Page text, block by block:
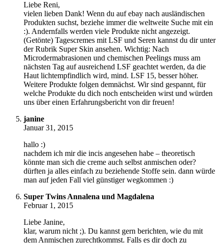
Liebe Reni,
vielen lieben Dank! Wenn du auf ebay nach ausländischen
Produkten suchst, beziehe immer die weltweite Suche mit ein
:). Andernfalls werden viele Produkte nicht angezeigt.
(Getönte) Tagescremes mit LSF und Seren kannst du dir unter
der Rubrik Super Skin ansehen. Wichtig: Nach
Microdermabrasionen und chemischen Peelings muss am
nächsten Tag auf ausreichend LSF geachtet werden, da die
Haut lichtempfindlich wird, mind. LSF 15, besser höher.
Weitere Produkte folgen demnächst. Wir sind gespannt, für
welche Produkte du dich noch entscheiden wirst und würden
uns über einen Erfahrungsbericht von dir freuen!
janine
Januar 31, 2015
hallo :)
nachdem ich mir die incis angesehen habe – theoretisch
könnte man sich die creme auch selbst anmischen oder?
dürften ja alles einfach zu beziehende Stoffe sein. dann würde
man auf jeden Fall viel günstiger wegkommen :)
Super Twins Annalena und Magdalena
Februar 1, 2015
Liebe Janine,
klar, warum nicht ;). Du kannst gern berichten, wie du mit
dem Anmischen zurechtkommst. Falls es dir doch zu